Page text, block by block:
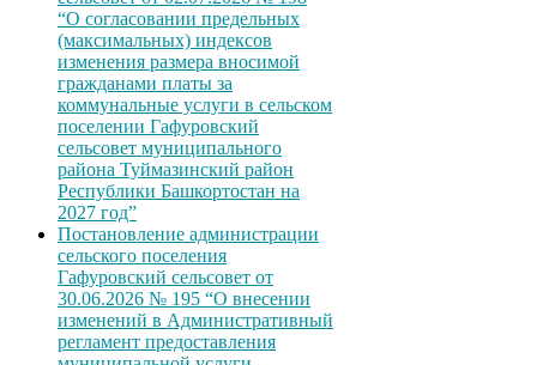
“О согласовании предельных
(максимальных) индексов
изменения размера вносимой
гражданами платы за
коммунальные услуги в сельском
поселении Гафуровский
сельсовет муниципального
района Туймазинский район
Республики Башкортостан на
2027 год”
Постановление администрации
сельского поселения
Гафуровский сельсовет от
30.06.2026 № 195 “О внесении
изменений в Административный
регламент предоставления